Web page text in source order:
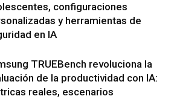
configuraciones
y herramientas de
en IA
TRUEBench revoluciona la
de la productividad con IA:
reales, escenarios